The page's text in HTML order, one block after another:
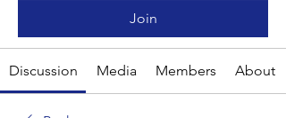
Join
Discussion Media Members About